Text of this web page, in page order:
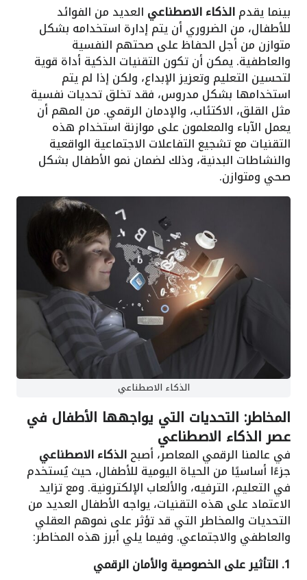
بينما يقدمالذكاء الاصطناعي العديد من الفوائد
للأطفال، من الضروري أن يتم إدارة استخدامه بشكل
متوازن من أجل الحفاظ على صحتهم النفسية
والعاطفية. يمكن أن تكون التقنيات الذكية أداة قوية
لتحسين التعليم وتعزيز الإبداع، ولكن إذا لم يتم
استخدامها بشكل مدروس، فقد تخلق تحديات نفسية
مثل القلق، الاكتئاب، والإدمان الرقمي. من المهم أن
يعمل الآباء والمعلمون على موازنة استخدام هذه
التقنيات مع تشجيع التفاعلات الاجتماعية الواقعية
والنشاطات البدنية، وذلك لضمان نمو الأطفال بشكل
صحي ومتوازن.
الذكاء الاصطناعي
المخاطر: التحديات التي يواجهها الأطفال في
عصر الذكاء الاصطناعي
في عالمنا الرقمي المعاصر، أصبحالذكاء الاصطناعي
جزءًا أساسيًا من الحياة اليومية للأطفال، حيث يُستخدم
في التعليم، الترفيه، والألعاب الإلكترونية. ومع تزايد
الاعتماد على هذه التقنيات، يواجه الأطفال العديد من
التحديات والمخاطر التي قد تؤثر على نموهم العقلي
والعاطفي والاجتماعي. وفيما يلي أبرز هذه المخاطر:
1. التأثير على الخصوصية والأمان الرقمي